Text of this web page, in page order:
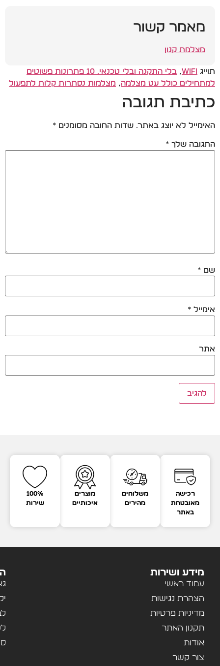
מאמר קשור
מצלמת קנון
תוייג WiFi
,
בלי התקנה ובלי טכנאי. 10 פתרונות פשוטים
למתחילים כולל עט מצלמה, מצלמות נסתרות קלות לתפעול
כתיבת תגובה
האימייל לא יוצג באתר. שדות החובה מסומנים *
התגובה שלך *
שם *
אימייל *
אתר
רכישה
מאובטחת
באתר
משלוחים
מהירים
מוצרים
איכותיים
100%
שירות
מידע ושירות
עמוד ראשי
הצהרת נגישות
מדיניות פרטיות
תקנון האתר
אודות
צור קשר